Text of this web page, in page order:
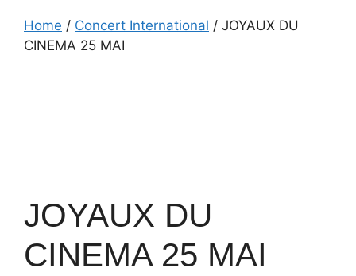
Home / Concert International / JOYAUX DU
CINEMA 25 MAI
JOYAUX DU
CINEMA 25 MAI